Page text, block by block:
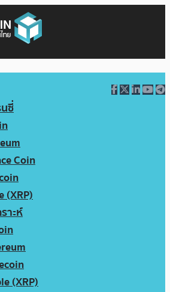
ซี่
Coin
(XRP)
าะห์
(XRP)